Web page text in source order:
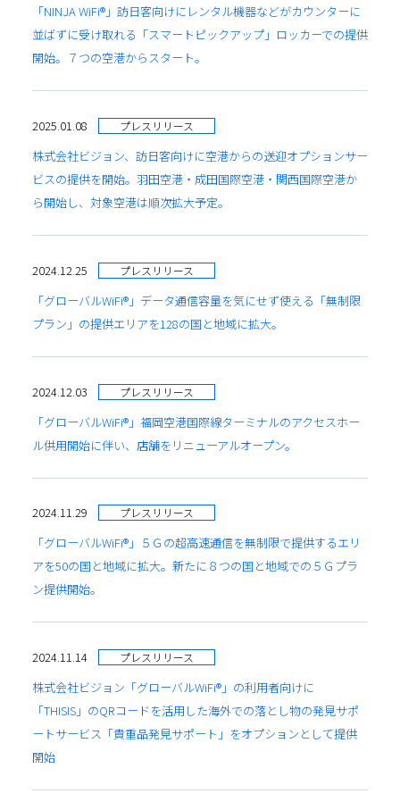
「NINJA WiFi®」訪日客向けにレンタル機器などがカウンターに
並ばずに受け取れる「スマートピックアップ」ロッカーでの提供
開始。７つの空港からスタート。
2025.01.08 プレスリリース
株式会社ビジョン、訪日客向けに空港からの送迎オプションサー
ビスの提供を開始。羽田空港・成田国際空港・関西国際空港か
ら開始し、対象空港は順次拡大予定。
2024.12.25 プレスリリース
「グローバルWiFi®」データ通信容量を気にせず使える「無制限
プラン」の提供エリアを128の国と地域に拡大。
2024.12.03 プレスリリース
「グローバルWiFi®」福岡空港国際線ターミナルのアクセスホー
ル供用開始に伴い、店舗をリニューアルオープン。
2024.11.29 プレスリリース
「グローバルWiFi®」５Ｇの超高速通信を無制限で提供するエリ
アを50の国と地域に拡大。新たに８つの国と地域での５Ｇプラ
ン提供開始。
2024.11.14 プレスリリース
株式会社ビジョン「グローバルWiFi®」の利用者向けに
「THISIS」のQRコードを活用した海外での落とし物の発見サポ
ートサービス「貴重品発見サポート」をオプションとして提供
開始